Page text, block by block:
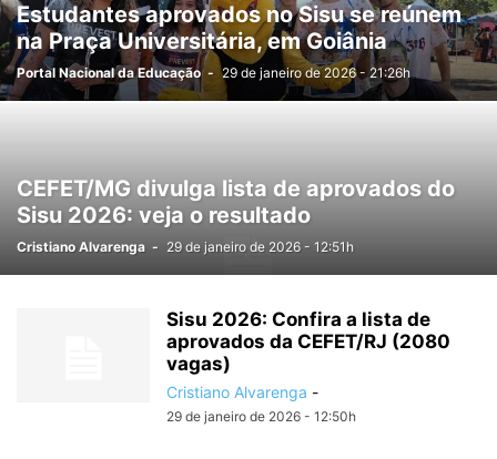
Estudantes aprovados no Sisu se reúnem
na Praça Universitária, em Goiânia
Portal Nacional da Educação - 29 de janeiro de 2026 - 21:26h
CEFET/MG divulga lista de aprovados do
Sisu 2026: veja o resultado
Cristiano Alvarenga - 29 de janeiro de 2026 - 12:51h
Sisu 2026: Confira a lista de
aprovados da CEFET/RJ (2080
vagas)
Cristiano Alvarenga -
29 de janeiro de 2026 - 12:50h